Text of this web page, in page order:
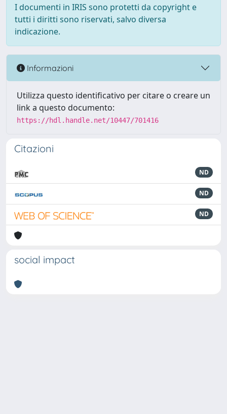
I documenti in IRIS sono protetti da copyright e
tutti i diritti sono riservati, salvo diversa
indicazione.
Informazioni
Utilizza questo identificativo per citare o creare un
link a questo documento:
https://hdl.handle.net/10447/701416
Citazioni
ND
ND
ND
social impact